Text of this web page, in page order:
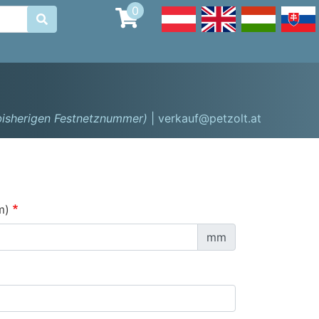

0
Festnetznummer) | verkauf@petzolt.at
mm